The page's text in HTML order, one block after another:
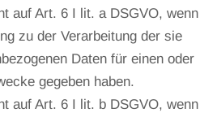
auf Art. 6 I lit. a DSGVO, wenn
zu der Verarbeitung der sie
Daten für einen oder
gegeben haben.
auf Art. 6 I lit. b DSGVO, wenn